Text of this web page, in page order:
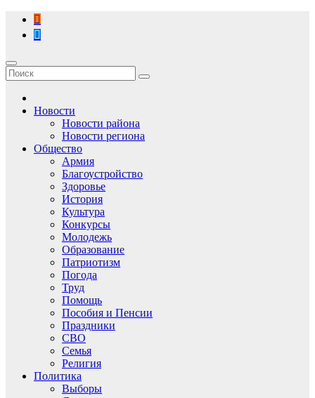
Перейти
содержимому
Новости
Новости района
Новости региона
Общество
Армия
Благоустройство
Здоровье
История
Культура
Конкурсы
Молодежь
Образование
Патриотизм
Погода
Труд
Помощь
Пособия и Пенсии
Праздники
СВО
Семья
Религия
Политика
Выборы